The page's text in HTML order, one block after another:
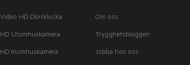
Video HD Dörrklocka
HD Utomhuskamera
HD Inomhuskamera
Om oss
Trygghetsbloggen
Jobba hos oss